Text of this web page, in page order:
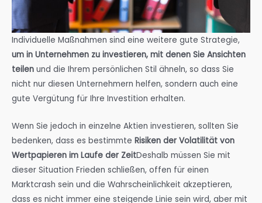
Individuelle Maßnahmen sind eine weitere gute Strategie,
um in Unternehmen zu investieren, mit denen Sie Ansichten
teilen und die Ihrem persönlichen Stil ähneln, so dass Sie
nicht nur diesen Unternehmern helfen, sondern auch eine
gute Vergütung für Ihre Investition erhalten.
Wenn Sie jedoch in einzelne Aktien investieren, sollten Sie
bedenken, dass es bestimmte Risiken der Volatilität von
Wertpapieren im Laufe der ZeitDeshalb müssen Sie mit
dieser Situation Frieden schließen, offen für einen
Marktcrash sein und die Wahrscheinlichkeit akzeptieren,
dass es nicht immer eine steigende Linie sein wird, aber mit